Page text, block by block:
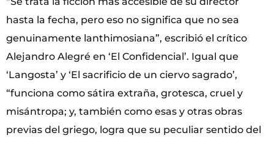
hasta la fecha, pero eso no significa que no sea
genuinamente lanthimosiana”, escribió el crítico
Alejandro Alegré en ‘El Confidencial’. Igual que
‘Langosta’ y ‘El sacrificio de un ciervo sagrado’,
“funciona como sátira extraña, grotesca, cruel y
misántropa; y, también como esas y otras obras
previas del griego, logra que su peculiar sentido del